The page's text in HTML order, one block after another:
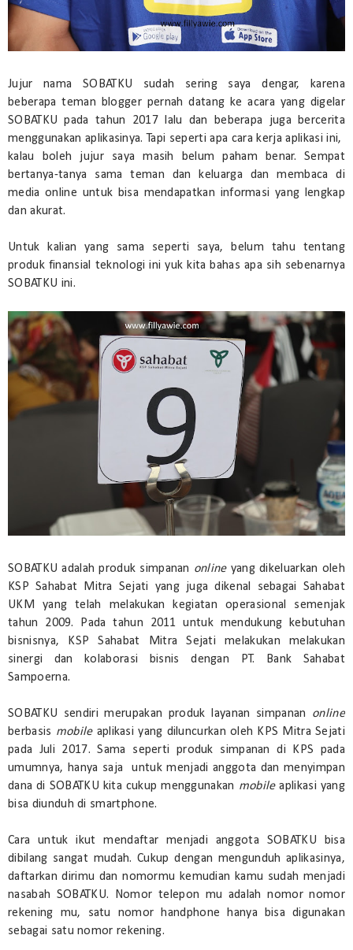
Jujur nama SOBATKU sudah sering saya dengar, karena
beberapa teman blogger pernah datang ke acara yang digelar
SOBATKU pada tahun 2017 lalu dan beberapa juga bercerita
menggunakan aplikasinya. Tapi seperti apa cara kerja aplikasi ini,
kalau boleh jujur saya masih belum paham benar. Sempat
bertanya-tanya sama teman dan keluarga dan membaca di
media online untuk bisa mendapatkan informasi yang lengkap
dan akurat.
Untuk kalian yang sama seperti saya, belum tahu tentang
produk finansial teknologi ini yuk kita bahas apa sih sebenarnya
SOBATKU ini.
SOBATKU adalah produk simpanan online yang dikeluarkan oleh
KSP Sahabat Mitra Sejati yang juga dikenal sebagai Sahabat
UKM yang telah melakukan kegiatan operasional semenjak
tahun 2009. Pada tahun 2011 untuk mendukung kebutuhan
bisnisnya, KSP Sahabat Mitra Sejati melakukan melakukan
sinergi dan kolaborasi bisnis dengan PT. Bank Sahabat
Sampoerna.
SOBATKU sendiri merupakan produk layanan simpanan online
berbasis mobile aplikasi yang diluncurkan oleh KPS Mitra Sejati
pada Juli 2017. Sama seperti produk simpanan di KPS pada
umumnya, hanya saja untuk menjadi anggota dan menyimpan
dana di SOBATKU kita cukup menggunakan mobileaplikasi yang
bisa diunduh di smartphone.
Cara untuk ikut mendaftar menjadi anggota SOBATKU bisa
dibilang sangat mudah. Cukup dengan mengunduh aplikasinya,
daftarkan dirimu dan nomormu kemudian kamu sudah menjadi
nasabah SOBATKU. Nomor telepon mu adalah nomor nomor
rekening mu, satu nomor handphone hanya bisa digunakan
sebagai satu nomor rekening.